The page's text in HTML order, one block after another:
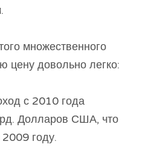
множественного
цену довольно легко:
с 2010 года
Долларов США, что
году.